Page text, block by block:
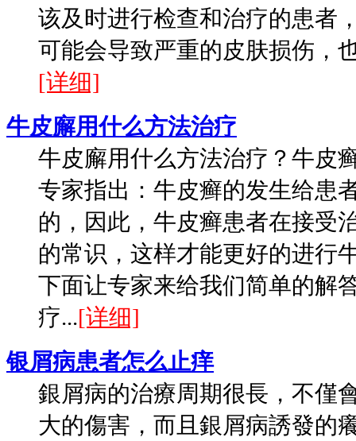
该及时进行检查和治疗的患者
可能会导致严重的皮肤损伤，
[详细]
牛皮廨用什么方法治疗
牛皮廨用什么方法治疗？牛皮
专家指出：牛皮癣的发生给患
的，因此，牛皮癣患者在接受
的常识，这样才能更好的进行
下面让专家来给我们简单的解
疗...[详细]
银屑病患者怎么止痒
銀屑病的治療周期很長，不僅
大的傷害，而且銀屑病誘發的